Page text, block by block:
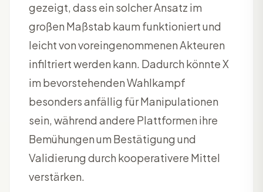
gezeigt, dass ein solcher Ansatz im
großen Maßstab kaum funktioniert und
leicht von voreingenommenen Akteuren
infiltriert werden kann. Dadurch könnte X
im bevorstehenden Wahlkampf
besonders anfällig für Manipulationen
sein, während andere Plattformen ihre
Bemühungen um Bestätigung und
Validierung durch kooperativere Mittel
verstärken.